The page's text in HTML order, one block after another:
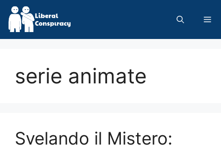
Skip
content
serie animate
Svelando il Mistero: